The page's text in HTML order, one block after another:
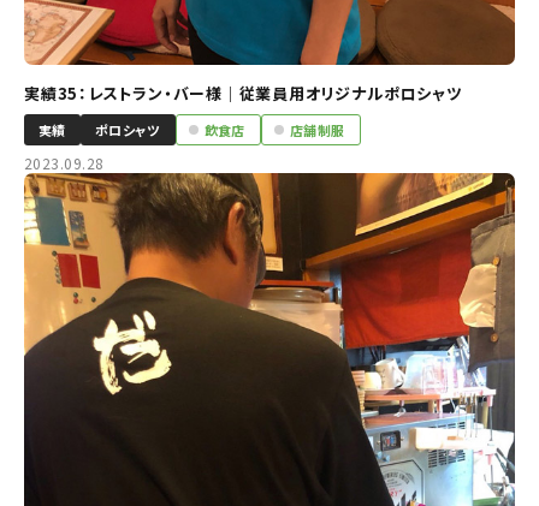
実績35：レストラン・バー様｜従業員用オリジナルポロシャツ
実績 ポロシャツ 飲食店 店舗制服
2023.09.28